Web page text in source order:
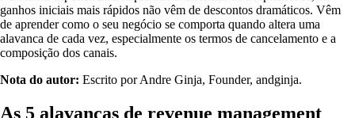
ganhos iniciais mais rápidos não vêm de descontos dramáticos. Vêm
de aprender como o seu negócio se comporta quando altera uma
alavanca de cada vez, especialmente os termos de cancelamento e a
composição dos canais.
Nota do autor: Escrito por Andre Ginja, Founder, andginja.
As 5 alavancas de revenue management